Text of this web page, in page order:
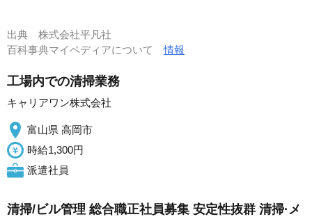
出典 株式会社平凡社
百科事典マイペディアについて情報
工場内での清掃業務
キャリアワン株式会社
富山県 高岡市
時給1,300円
派遣社員
清掃/ビル管理 総合職正社員募集 安定性抜群 清掃·メ